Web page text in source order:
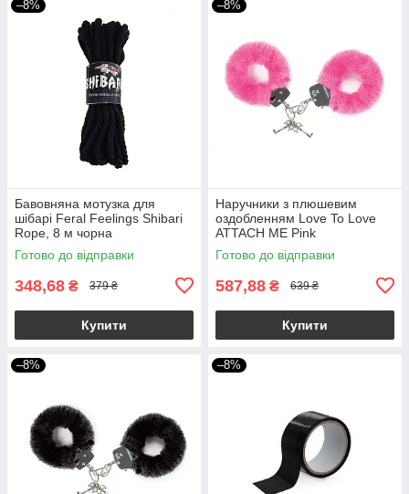
–8%
Бавовняна мотузка для
шібарі Feral Feelings Shibari
Rope, 8 м чорна
Готово до відправки
348,68 ₴ 379 ₴
Купити
–8%
Наручники з плюшевим
оздобленням Love To Love
ATTACH ME Pink
Готово до відправки
587,88 ₴ 639 ₴
Купити
–8% –8%